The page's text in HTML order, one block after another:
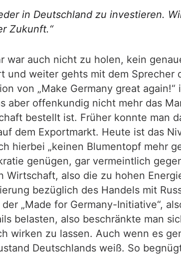
in Deutschland zu investieren.
Zukunft.“
auch nicht zu holen, kein
weiter gehts mit dem Sprecher
von „Make Germany great
aber offenkundig nicht mehr das
bestellt ist. Früher konnte man
dem Exportmarkt. Heute ist das
hierbei „keinen Blumentopf mehr
genügen, gar vermeintlich
also die zu hohen
bezüglich des Handels mit
„Made for Germany-Initiative“,
belasten, also beschränkte man
wirken zu lassen. Auch wenn es
Deutschlands weiß. So